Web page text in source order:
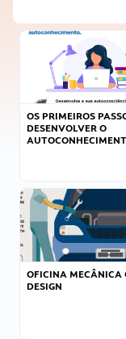
OS PRIMEIROS
DESENVOLVER O
OFICINA MECÂNICA
DESIGN